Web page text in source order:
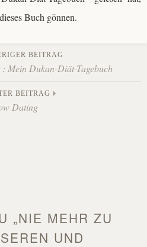
Buch gönnen.
BEITRAG
Mein Dukan-Diät-Tagebuch
BEITRAG
Dating
„NIE MEHR ZU
UND I